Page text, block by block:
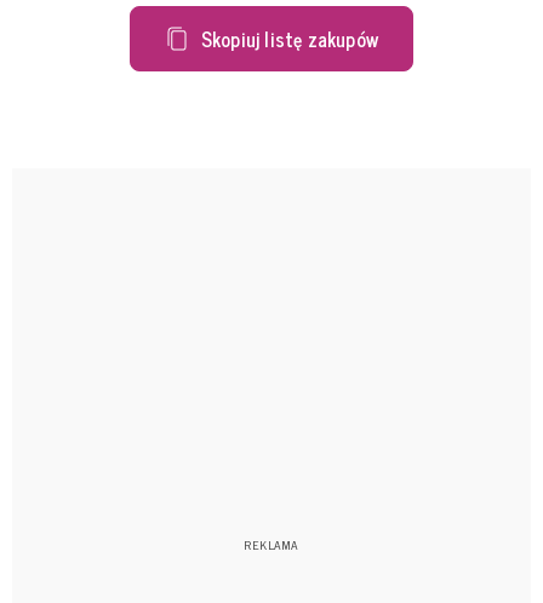
Skopiuj listę zakupów